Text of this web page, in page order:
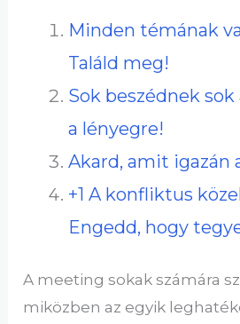
Minden témának
Találd meg!
Sok beszédnek sok
a lényegre!
Akard, amit igazán
+1 A konfliktus
Engedd, hogy
A meeting sokak számára
miközben az egyik